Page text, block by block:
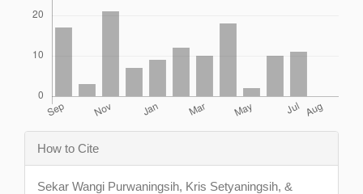
Article
Details
How to Cite
Sekar Wangi Purwaningsih, Kris Setyaningsih, &